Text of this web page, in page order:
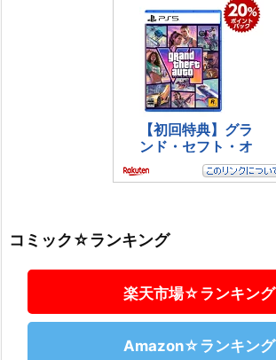
コミック☆ランキング
楽天市場☆ランキング
Amazon☆ランキング